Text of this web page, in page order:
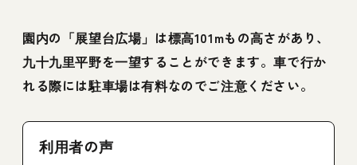
園内の「展望台広場」は標高101mもの高さがあり、
九十九里平野を一望することができます。車で行か
れる際には駐車場は有料なのでご注意ください。
利用者の声